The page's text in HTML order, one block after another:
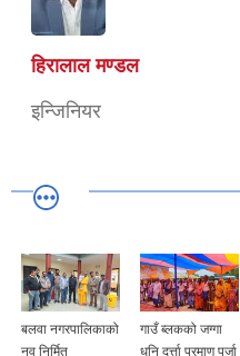
हिरालाल मण्डल
इन्जिनियर
बलवा नगरपालिकाको
नव निर्मित
गाउँ ब्लकको जग्गा
धनि दर्त्ता प्रमाण पूर्जा